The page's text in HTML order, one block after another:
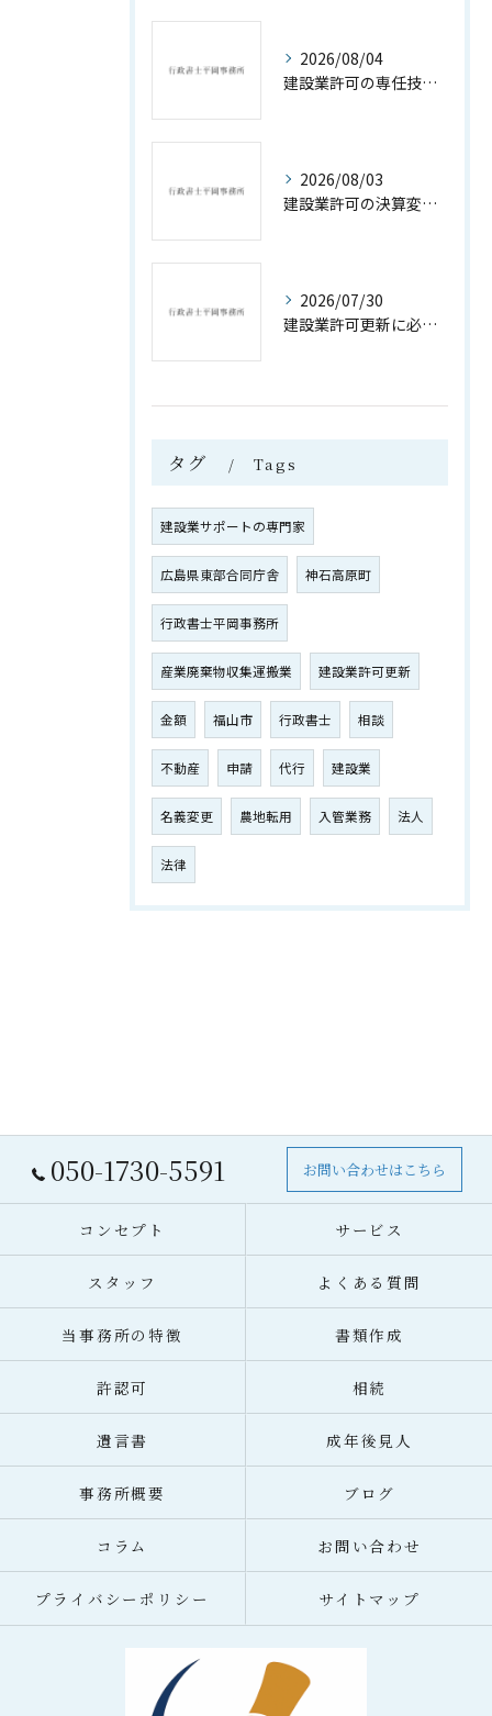
2026/08/04
建設業許可の専任技術者資格要件詳細解説
2026/08/03
建設業許可の決算変更届遅延ペナルティ対策
2026/07/30
建設業許可更新に必要な書類と手続きの全解説
タグ Tags
建設業サポートの専門家
広島県東部合同庁舎 神石高原町
行政書士平岡事務所
産業廃棄物収集運搬業 建設業許可更新
金額 福山市 行政書士 相談
不動産 申請 代行 建設業
名義変更 農地転用 入管業務 法人
法律
050-1730-5591 お問い合わせはこちら
コンセプト サービス
スタッフ よくある質問
当事務所の特徴 書類作成
許認可 相続
遺言書 成年後見人
事務所概要 ブログ
コラム お問い合わせ
プライバシーポリシー サイトマップ